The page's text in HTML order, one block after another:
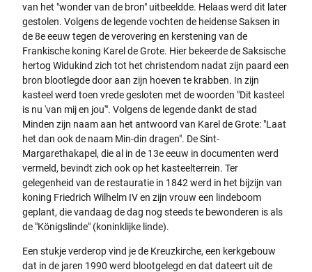
van het "wonder van de bron" uitbeeldde. Helaas werd dit later
gestolen. Volgens de legende vochten de heidense Saksen in
de 8e eeuw tegen de verovering en kerstening van de
Frankische koning Karel de Grote. Hier bekeerde de Saksische
hertog Widukind zich tot het christendom nadat zijn paard een
bron blootlegde door aan zijn hoeven te krabben. In zijn
kasteel werd toen vrede gesloten met de woorden "Dit kasteel
is nu 'van mij en jou'". Volgens de legende dankt de stad
Minden zijn naam aan het antwoord van Karel de Grote: "Laat
het dan ook de naam Min-din dragen". De Sint-
Margarethakapel, die al in de 13e eeuw in documenten werd
vermeld, bevindt zich ook op het kasteelterrein. Ter
gelegenheid van de restauratie in 1842 werd in het bijzijn van
koning Friedrich Wilhelm IV en zijn vrouw een lindeboom
geplant, die vandaag de dag nog steeds te bewonderen is als
de "Königslinde" (koninklijke linde).
Een stukje verderop vind je de Kreuzkirche, een kerkgebouw
dat in de jaren 1990 werd blootgelegd en dat dateert uit de